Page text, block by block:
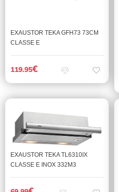
EXAUSTOR TEKA GFH73 73CM
CLASSE E
119.95€
EXAUSTOR TEKA TL6310IX
CLASSE E INOX 332M3